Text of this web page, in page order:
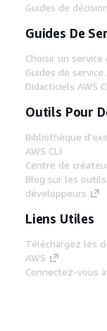
Guides de
Guides De
Choisir un
Guides de service
Didacticiels AWS
Outils Pour
Bibliothèque
AWS CLI
Centre de
Blog sur les
développeurs
Liens Utiles
Téléchargez les
AWS
Connectez-vous